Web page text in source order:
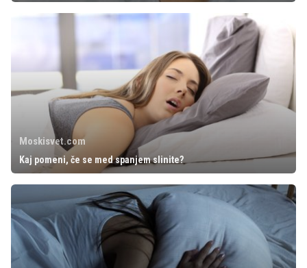
Moskisvet.com
Kaj pomeni, če se med spanjem slinite?